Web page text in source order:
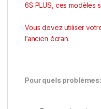
6S PLUS, ces modèles
Vous devez utiliser
l’ancien écran.
Pour quels problèmes: